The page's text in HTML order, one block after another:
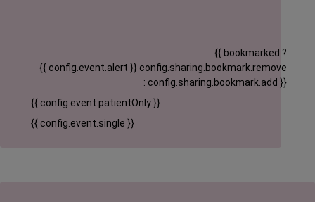
{{ config.event.alert }}
{{ bookmarked ?
config.sharing.bookmark.remove
: config.sharing.bookmark.add }}
{{ config.event.patientOnly }}
{{ config.event.single }}